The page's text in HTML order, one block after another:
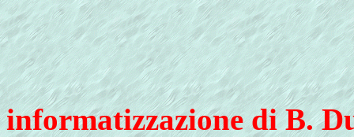
informatizzazione di B.